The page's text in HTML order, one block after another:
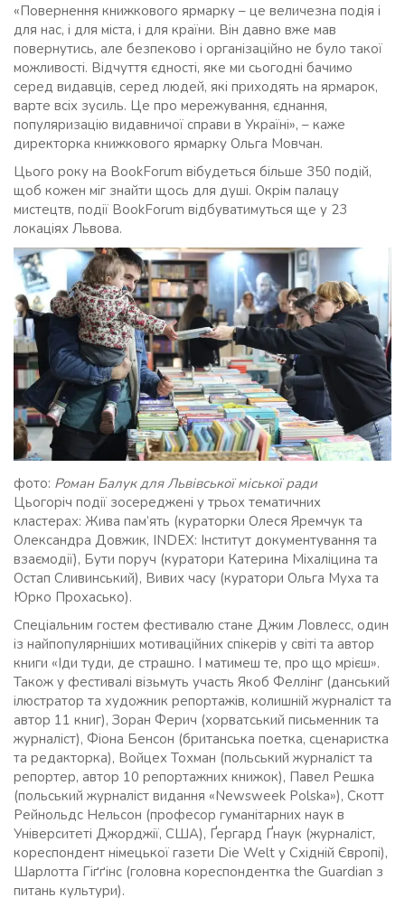
«Повернення книжкового ярмарку – це величезна подія і
для нас, і для міста, і для країни. Він давно вже мав
повернутись, але безпеково і організаційно не було такої
можливості. Відчуття єдності, яке ми сьогодні бачимо
серед видавців, серед людей, які приходять на ярмарок,
варте всіх зусиль. Це про мережування, єднання,
популяризацію видавничої справи в Україні», – каже
директорка книжкового ярмарку Ольга Мовчан.
Цього року на BookForum вібудеться більше 350 подій,
щоб кожен міг знайти щось для душі. Окрім палацу
мистецтв, події BookForum відбуватимуться ще у 23
локаціях Львова.
фото: Роман Балук для Львівської міської ради
Цьогоріч події зосереджені у трьох тематичних
кластерах: Жива пам’ять (кураторки Олеся Яремчук та
Олександра Довжик, INDEX: Інститут документування та
взаємодії), Бути поруч (куратори Катерина Міхаліцина та
Остап Сливинський), Вивих часу (куратори Ольга Муха та
Юрко Прохасько).
Спеціальним гостем фестивалю стане Джим Ловлесс, один
із найпопулярніших мотиваційних спікерів у світі та автор
книги «Іди туди, де страшно. І матимеш те, про що мрієш».
Також у фестивалі візьмуть участь Якоб Феллінг (данський
ілюстратор та художник репортажів, колишній журналіст та
автор 11 книг), Зоран Ферич (хорватський письменник та
журналіст), Фіона Бенсон (британська поетка, сценаристка
та редакторка), Войцех Тохман (польський журналіст та
репортер, автор 10 репортажних книжок), Павел Решка
(польський журналіст видання «Newsweek Polska»), Скотт
Рейнольдс Нельсон (професор гуманітарних наук в
Університеті Джорджії, США), Ґергард Ґнаук (журналіст,
кореспондент німецької газети Die Welt у Східній Європі),
Шарлотта Гіґґінс (головна кореспондентка the Guardian з
питань культури).